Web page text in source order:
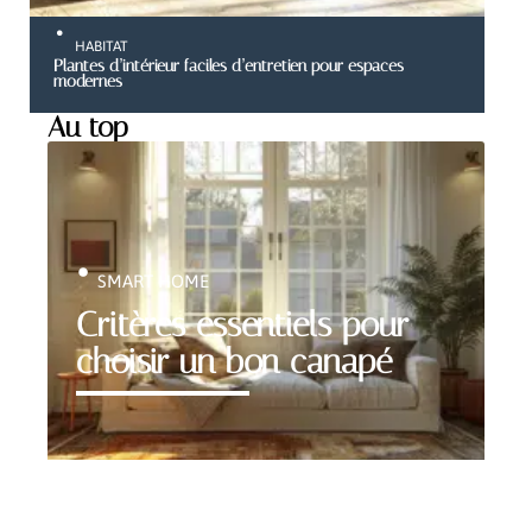
HABITAT
Plantes d’intérieur faciles d’entretien pour espaces
modernes
Au top
Critères essentiels pour
choisir un bon canapé
SMART HOME